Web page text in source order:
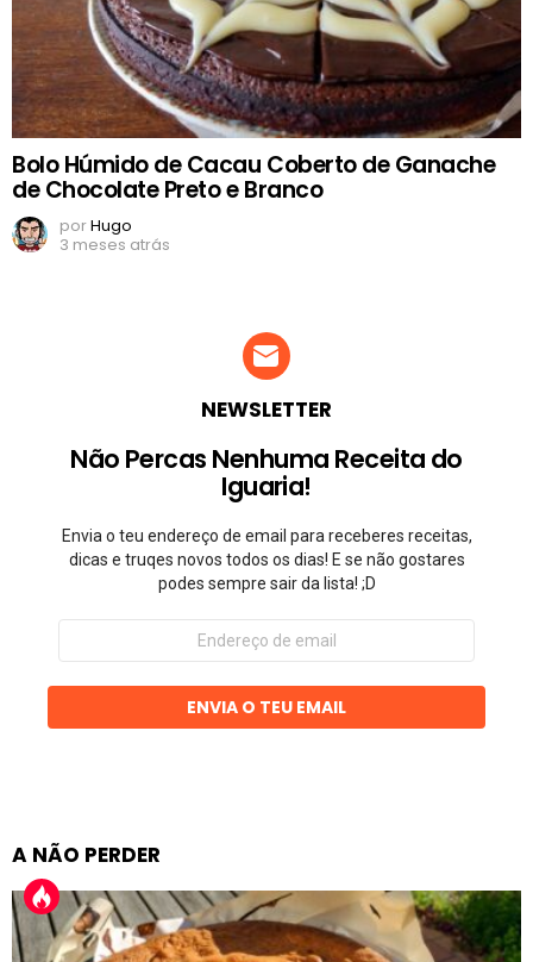
Bolo Húmido de Cacau Coberto de Ganache
de Chocolate Preto e Branco
porHugo
3 meses atrás
NEWSLETTER
Não Percas Nenhuma Receita do
Iguaria!
Envia o teu endereço de email para receberes receitas,
dicas e truqes novos todos os dias! E se não gostares
podes sempre sair da lista! ;D
Endereço
email
ENVIA O TEU EMAIL
A NÃO PERDER